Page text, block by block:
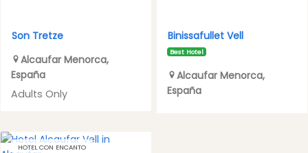
Son Tretze
Alcaufar Menorca,
España
Adults Only
Binissafullet Vell
Best Hotel
Alcaufar Menorca,
España
HOTEL CON ENCANTO